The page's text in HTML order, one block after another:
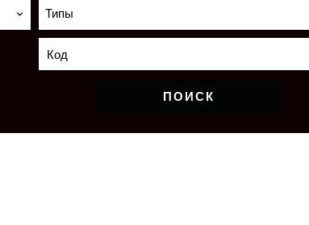
Типы
ПОИСК